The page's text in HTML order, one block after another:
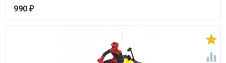
990 ₽

